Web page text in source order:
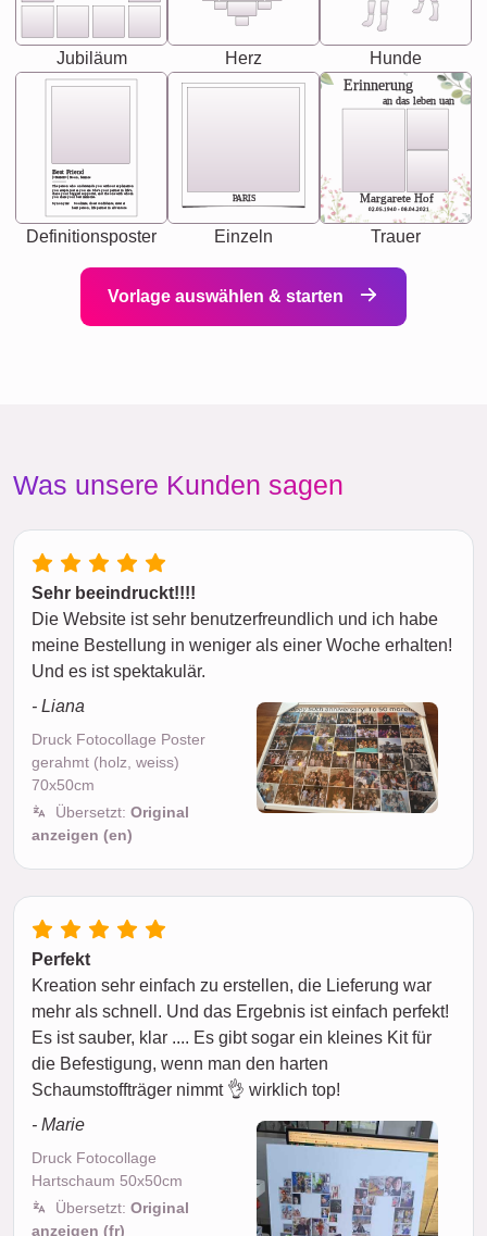
Jubiläum Herz Hunde
Best Friend
[<NAME>] Noun, feminie
Synonyms: Soulmate, closet confidante, sister at
heart person, life partner in adventure.
The person who understands you without explanation
you accepts just as you are. She's your partner in life's,
chaos your biggest supporter, and the one with whom
you share your best memories.
Definitionsposter
PARIS
Einzeln
Erinnerung
an das leben uan
Margarete Hof
02.05.1940 - 08.04.2021
Trauer
Vorlage auswählen & starten
Was unsere Kunden sagen
Sehr beeindruckt!!!!
Die Website ist sehr benutzerfreundlich und ich habe
meine Bestellung in weniger als einer Woche erhalten!
Und es ist spektakulär.
- Liana
Druck Fotocollage Poster
gerahmt (holz, weiss)
70x50cm
Übersetzt: Original
anzeigen (en)
Perfekt
Kreation sehr einfach zu erstellen, die Lieferung war
mehr als schnell. Und das Ergebnis ist einfach perfekt!
Es ist sauber, klar .... Es gibt sogar ein kleines Kit für
die Befestigung, wenn man den harten
Schaumstoffträger nimmt 👌 wirklich top!
- Marie
Druck Fotocollage
Hartschaum 50x50cm
Übersetzt: Original
anzeigen (fr)